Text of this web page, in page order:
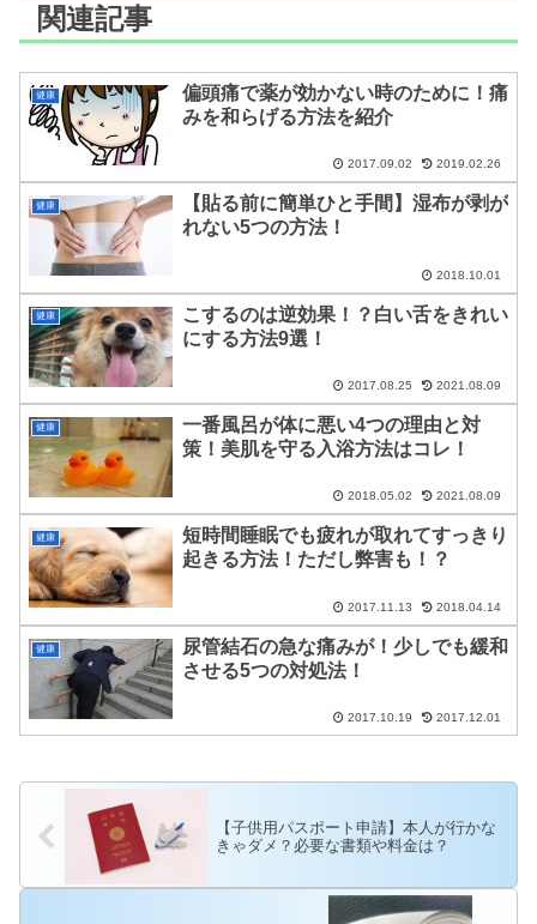
関連記事
健康
偏頭痛で薬が効かない時のために！痛
みを和らげる方法を紹介
2017.09.02 2019.02.26
健康
【貼る前に簡単ひと手間】湿布が剥が
れない5つの方法！
2018.10.01
健康
こするのは逆効果！？白い舌をきれい
にする方法9選！
2017.08.25 2021.08.09
健康
一番風呂が体に悪い4つの理由と対
策！美肌を守る入浴方法はコレ！
2018.05.02 2021.08.09
健康
短時間睡眠でも疲れが取れてすっきり
起きる方法！ただし弊害も！？
2017.11.13 2018.04.14
健康
尿管結石の急な痛みが！少しでも緩和
させる5つの対処法！
2017.10.19 2017.12.01
【子供用パスポート申請】本人が行かな
きゃダメ？必要な書類や料金は？